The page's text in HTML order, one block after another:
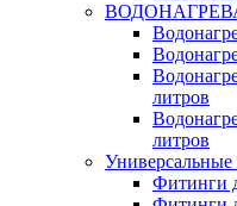
литров
литров
Фитинги